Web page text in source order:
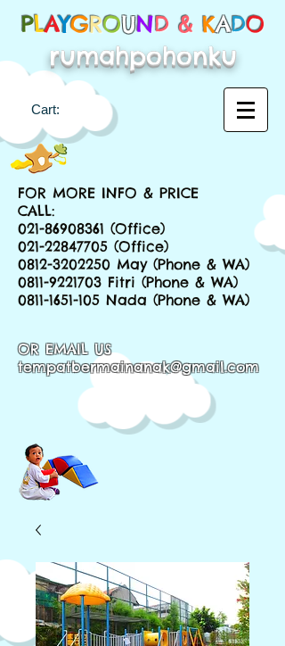
PLAYGROUND & KADO
rumahpohonku
Cart:
FOR MORE INFO & PRICE
CALL:
021-86908361 (Office)
021-22847705 (Office)
0812-3202250 May (Phone & WA)
0811-9221703 Fitri (Phone & WA)
0811-1651-105 Nada (Phone & WA)
OR EMAIL US
tempatbermainanak@gmail.com